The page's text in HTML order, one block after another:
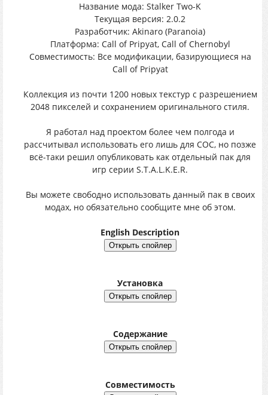
Название мода: Stalker Two-K
Текущая версия: 2.0.2
Разработчик: Akinaro (Paranoia)
Платформа: Call of Pripyat, Call of Chernobyl
Совместимость: Все модификации, базирующиеся на
Call of Pripyat
Коллекция из почти 1200 новых текстур с разрешением
2048 пикселей и сохранением оригинального стиля.
Я работал над проектом более чем полгода и
рассчитывал использовать его лишь для COC, но позже
всё-таки решил опубликовать как отдельный пак для
игр серии S.T.A.L.K.E.R.
Вы можете свободно использовать данный пак в своих
модах, но обязательно сообщите мне об этом.
English Description
Установка
Содержание
Совместимость